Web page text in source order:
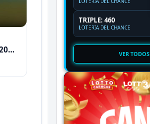
TRIPLE: 460
LOTERIA DEL CHANCE
VER TODOS